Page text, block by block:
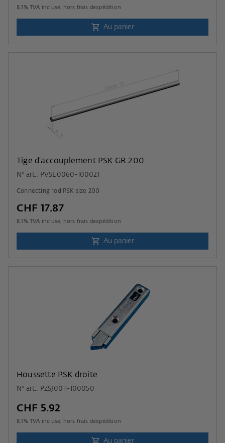
8.1 % TVA incluse, hors frais dexpédition
Au panier
Tige d'accouplement PSK GR.200
N° art.: PVSE0060-100021
Connecting rod PSK size 200
CHF 17.87
8.1 % TVA incluse, hors frais dexpédition
Au panier
Houssette PSK droite
N° art.: PZSJ0011-100050
CHF 5.92
8.1 % TVA incluse, hors frais dexpédition
Au panier